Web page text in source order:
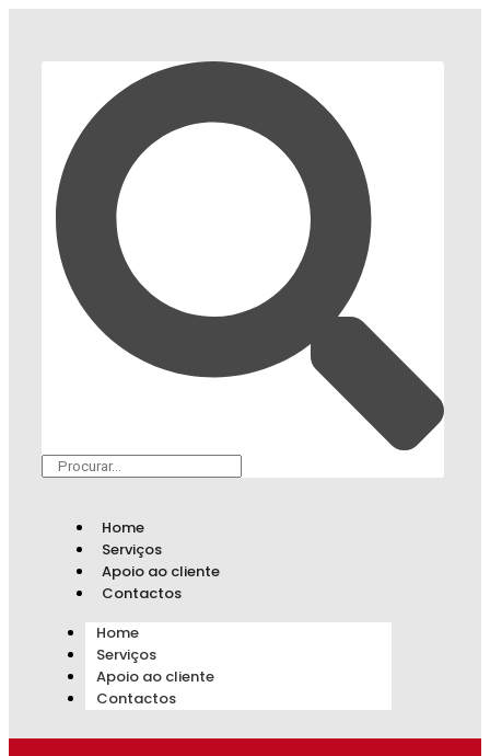
Home
Serviços
Apoio ao cliente
Contactos
Home
Serviços
Apoio ao cliente
Contactos